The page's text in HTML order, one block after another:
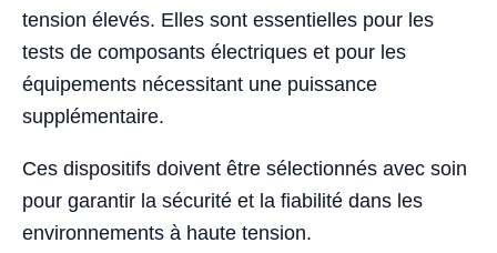
tension élevés. Elles sont essentielles pour les
tests de composants électriques et pour les
équipements nécessitant une puissance
supplémentaire.
Ces dispositifs doivent être sélectionnés avec soin
pour garantir la sécurité et la fiabilité dans les
environnements à haute tension.